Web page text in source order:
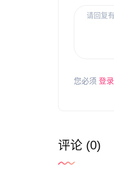
您必须 登录
评论 (0)